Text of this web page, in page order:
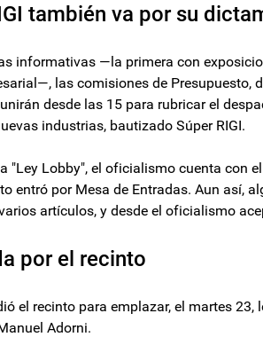
también va por su
informativas —la primera con
las comisiones de Presupuesto,
desde las 15 para rubricar el
industrias, bautizado Súper RIGI.
"Ley Lobby", el oficialismo cuenta con
entró por Mesa de Entradas. Aun así,
artículos, y desde el oficialismo
por el recinto
el recinto para emplazar, el martes
Adorni.